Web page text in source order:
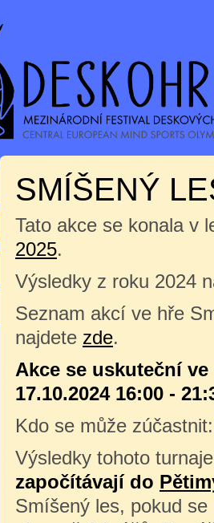
SMÍŠENÝ
Tato akce se konala v
2025.
Výsledky z roku 2024
Seznam akcí ve hře
najdete zde.
Akce se uskuteční
17.10.2024 16:00 -
Kdo se může
Výsledky tohoto
započítávají do
Smíšený les, pokud